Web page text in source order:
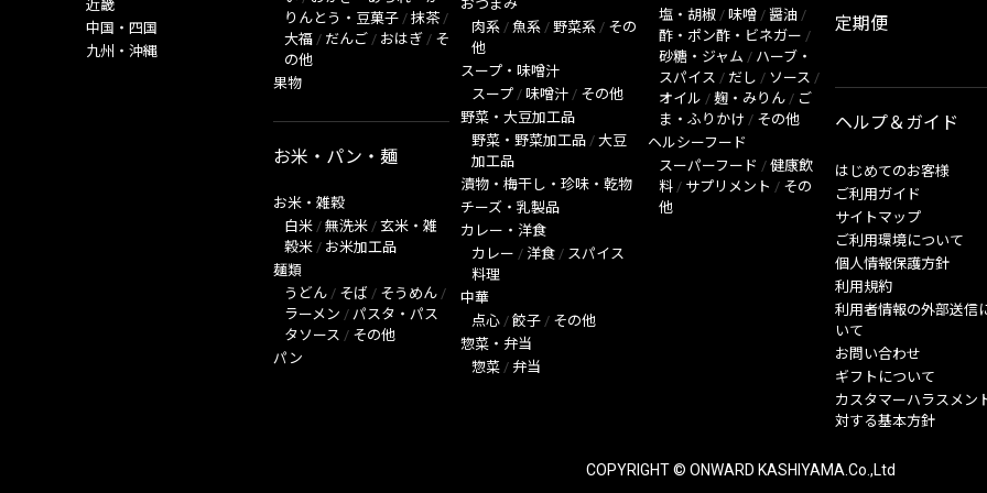
近畿
中国・四国
九州・沖縄
りんとう・豆菓子 / 抹茶 /
大福 / だんご / おはぎ / そ
の他
果物
お米・パン・麺
お米・雑穀
白米 / 無洗米 / 玄米・雑
穀米 / お米加工品
麺類
うどん / そば / そうめん /
ラーメン / パスタ・パス
タソース / その他
パン
おつまみ
肉系 / 魚系 / 野菜系 / その
他
スープ・味噌汁
スープ / 味噌汁 / その他
野菜・大豆加工品
野菜・野菜加工品 / 大豆
加工品
漬物・梅干し・珍味・乾物
チーズ・乳製品
カレー・洋食
カレー / 洋食 / スパイス
料理
中華
点心 / 餃子 / その他
惣菜・弁当
惣菜 / 弁当
塩・胡椒 / 味噌 / 醤油 /
酢・ポン酢・ビネガー /
砂糖・ジャム / ハーブ・
スパイス / だし / ソース /
オイル / 麹・みりん / ご
ま・ふりかけ / その他
ヘルシーフード
スーパーフード / 健康飲
料 / サプリメント / その
他
定期便
ヘルプ＆ガイド
はじめてのお客様
ご利用ガイド
サイトマップ
ご利用環境について
個人情報保護方針
利用規約
利用者情報の外部送信
いて
お問い合わせ
ギフトについて
カスタマーハラスメン
対する基本方針
COPYRIGHT © ONWARD KASHIYAMA.Co.,Ltd